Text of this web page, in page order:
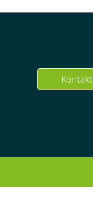
Kontakt